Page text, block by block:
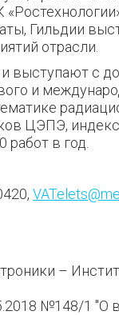
Гильдии
отрасли.
выступают с
и
ЦЭПЭ,
в год.
–
№148/1 "О